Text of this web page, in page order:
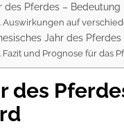
des Pferdes – Bedeutung
Auswirkungen auf
Jahr des
Fazit und Prognose für das
des